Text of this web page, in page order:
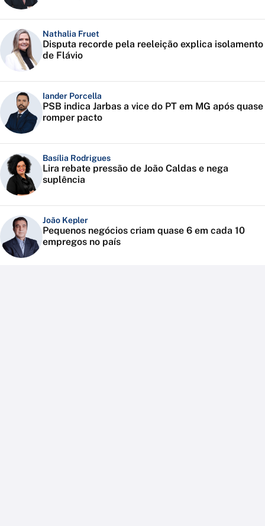
Nathalia Fruet
Disputa recorde pela reeleição explica isolamento
de Flávio
Iander Porcella
PSB indica Jarbas a vice do PT em MG após quase
romper pacto
Basília Rodrigues
Lira rebate pressão de João Caldas e nega
suplência
João Kepler
Pequenos negócios criam quase 6 em cada 10
empregos no país